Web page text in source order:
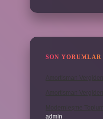
SON YORUMLAR
admin